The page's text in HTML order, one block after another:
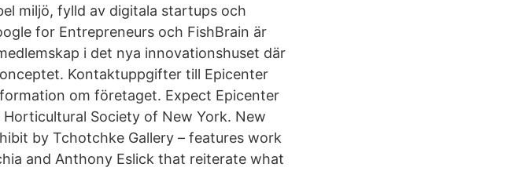
miljö, fylld av digitala startups och
for Entrepreneurs och FishBrain är
i det nya innovationshuset där
Kontaktuppgifter till Epicenter
om företaget. Expect Epicenter
Society of New York. New
by Tchotchke Gallery – features work
and Anthony Eslick that reiterate what